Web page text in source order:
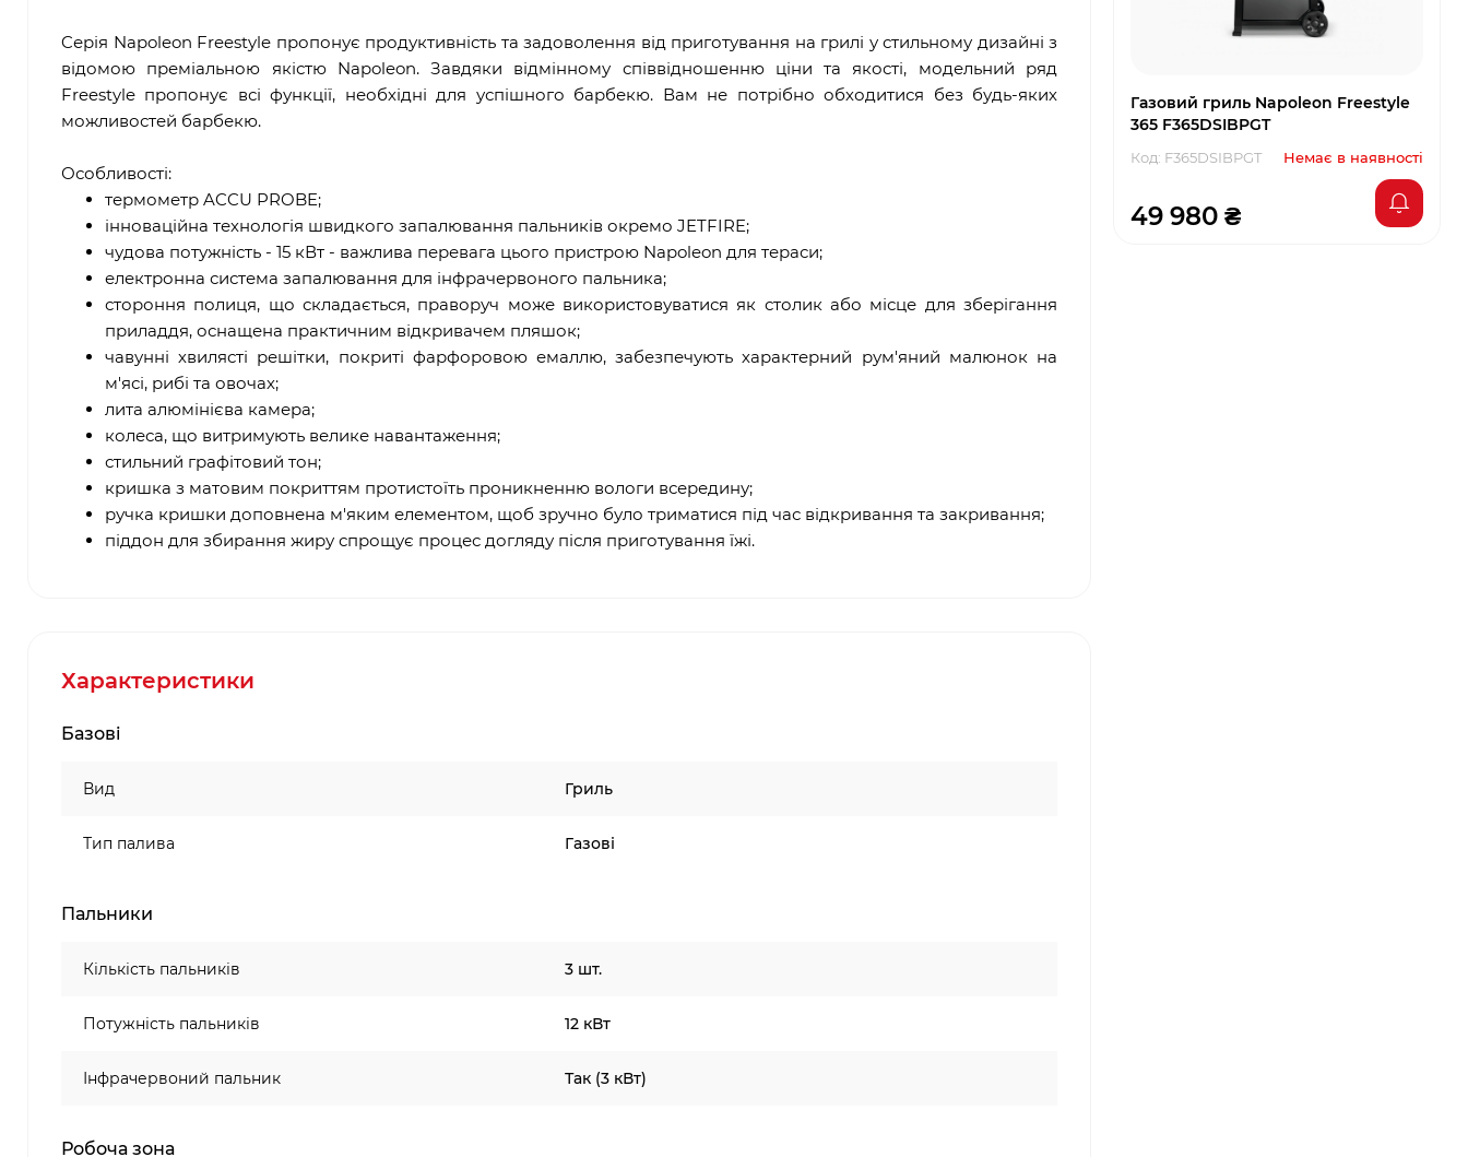
Cерія Napoleon Freestyle пропонує продуктивність та задоволення від приготування на грилі у стильному дизайні з
відомою преміальною якістю Napoleon. Завдяки відмінному співвідношенню ціни та якості, модельний ряд
Freestyle пропонує всі функції, необхідні для успішного барбекю. Вам не потрібно обходитися без будь-яких
можливостей барбекю.
Особливості:
термометр ACCU PROBE;
інноваційна технологія швидкого запалювання пальників окремо JETFIRE;
чудова потужність - 15 кВт - важлива перевага цього пристрою Napoleon для тераси;
електронна система запалювання для інфрачервоного пальника;
стороння полиця, що складається, праворуч може використовуватися як столик або місце для зберігання
приладдя, оснащена практичним відкривачем пляшок;
чавунні хвилясті решітки, покриті фарфоровою емаллю, забезпечують характерний рум'яний малюнок на
м'ясі, рибі та овочах;
лита алюмінієва камера;
колеса, що витримують велике навантаження;
стильний графітовий тон;
кришка з матовим покриттям протистоїть проникненню вологи всередину;
ручка кришки доповнена м'яким елементом, щоб зручно було триматися під час відкривання та закривання;
піддон для збирання жиру спрощує процес догляду після приготування їжі.
Характеристики
Базові
Вид Гриль
Тип палива Газові
Пальники
Кількість пальників 3 шт.
Потужність пальників 12 кВт
Інфрачервоний пальник Так (3 кВт)
Робоча зона
Газовий гриль Napoleon Freestyle
365 F365DSIBPGT
Код: F365DSIBPGT Немає в наявності
49 980 ₴